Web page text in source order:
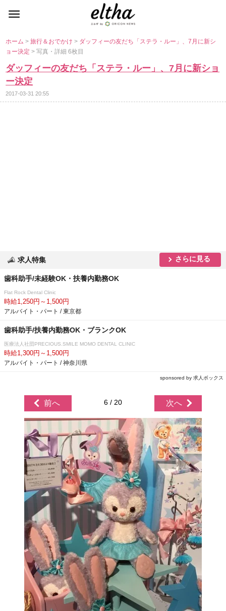
ホーム>旅行＆おでかけ> ダッフィーの友だち「ステラ・ルー」、7月に新シ
ョー決定> 写真・詳細 6枚目
ダッフィーの友だち「ステラ・ルー」、7月に新ショ
ー決定
2017-03-31 20:55
求人特集 さらに見る
歯科助手/未経験OK・扶養内勤務OK
Flat Rock Dental Clinic
時給1,250円～1,500円
アルバイト・パート / 東京都
歯科助手/扶養内勤務OK・ブランクOK
医療法人社団PRECIOUS.SMILE MOMO DENTAL CLINIC
時給1,300円～1,500円
アルバイト・パート / 神奈川県
sponsored by 求人ボックス
前へ 6 / 20 次へ